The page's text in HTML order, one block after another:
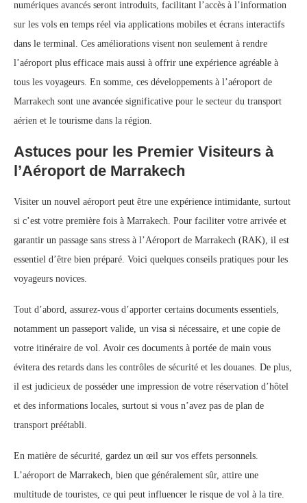
numériques avancés seront introduits, facilitant l’accès à l’information
sur les vols en temps réel via applications mobiles et écrans interactifs
dans le terminal. Ces améliorations visent non seulement à rendre
l’aéroport plus efficace mais aussi à offrir une expérience agréable à
tous les voyageurs. En somme, ces développements à l’aéroport de
Marrakech sont une avancée significative pour le secteur du transport
aérien et le tourisme dans la région.
Astuces pour les Premier Visiteurs à
l’Aéroport de Marrakech
Visiter un nouvel aéroport peut être une expérience intimidante, surtout
si c’est votre première fois à Marrakech. Pour faciliter votre arrivée et
garantir un passage sans stress à l’Aéroport de Marrakech (RAK), il est
essentiel d’être bien préparé. Voici quelques conseils pratiques pour les
voyageurs novices.
Tout d’abord, assurez-vous d’apporter certains documents essentiels,
notamment un passeport valide, un visa si nécessaire, et une copie de
votre itinéraire de vol. Avoir ces documents à portée de main vous
évitera des retards dans les contrôles de sécurité et les douanes. De plus,
il est judicieux de posséder une impression de votre réservation d’hôtel
et des informations locales, surtout si vous n’avez pas de plan de
transport préétabli.
En matière de sécurité, gardez un œil sur vos effets personnels.
L’aéroport de Marrakech, bien que généralement sûr, attire une
multitude de touristes, ce qui peut influencer le risque de vol à la tire.